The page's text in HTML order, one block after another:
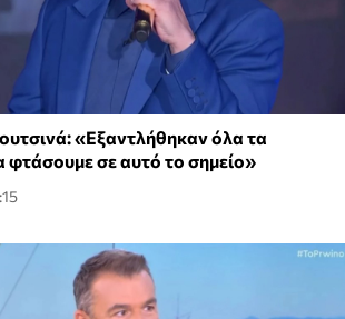
«Εξαντλήθηκαν όλα τα
φτάσουμε σε αυτό το σημείο»